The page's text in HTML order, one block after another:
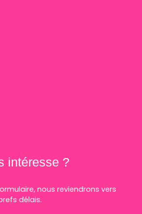
intéresse ?
nous reviendrons vers
délais.